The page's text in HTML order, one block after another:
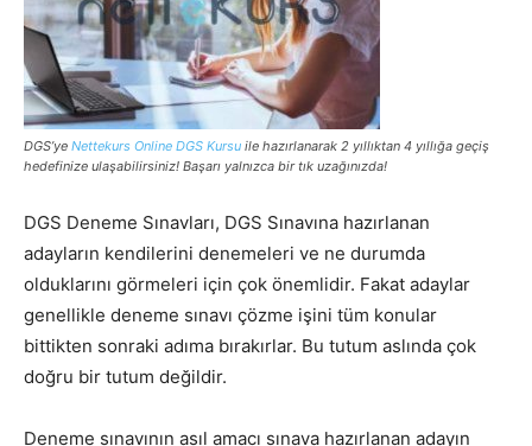
DGS’ye Nettekurs Online DGS Kursu ile hazırlanarak 2 yıllıktan 4 yıllığa geçiş
hedefinize ulaşabilirsiniz! Başarı yalnızca bir tık uzağınızda!
DGS Deneme Sınavları, DGS Sınavına hazırlanan
adayların kendilerini denemeleri ve ne durumda
olduklarını görmeleri için çok önemlidir. Fakat adaylar
genellikle deneme sınavı çözme işini tüm konular
bittikten sonraki adıma bırakırlar. Bu tutum aslında çok
doğru bir tutum değildir.
Deneme sınavının asıl amacı sınava hazırlanan adayın